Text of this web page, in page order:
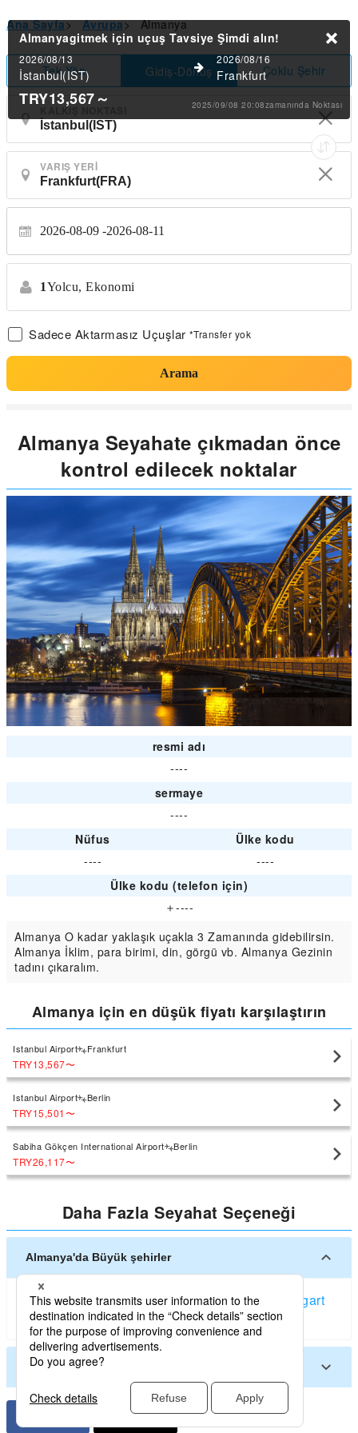
Ana Sayfa> Avrupa> Almanya
Tek Yön Gidiş-Dönüş Çoklu Şehir
KALKIŞ NOKTASI
VARIŞ YERI
2026-08-09 2026-08-11
1Yolcu, Ekonomi
Sadece Aktarmasız Uçuşlar *Transfer yok
Arama
Almanyagitmek için uçuş Tavsiye Şimdi alın!
2026/08/13
İstanbul(IST)
2026/08/16
Frankfurt
TRY13,567～ 2025/09/08 20:08zamanında Noktası
Almanya Seyahate çıkmadan önce
kontrol edilecek noktalar
resmi adı
----
sermaye
----
Nüfus
Ülke kodu
----
----
Ülke kodu (telefon için)
＋----
Almanya O kadar yaklaşık uçakla 3 Zamanında gidebilirsin.
Almanya İklim, para birimi, din, görgü vb. Almanya Gezinin
tadını çıkaralım.
Almanya için en düşük fiyatı karşılaştırın
Istanbul Airport Frankfurt
TRY13,567〜
Istanbul Airport Berlin
TRY15,501〜
Sabiha Gökçen International Airport Berlin
TRY26,117〜
Daha Fazla Seyahat Seçeneği
Almanya'da Büyük şehirler
BerlinFrankfurtMünihDüsseldorfHamburg
Stuttgart
Nürnberg
Almanya'da Diğer şehirler
Augsburg (Germany)Bremen (Germany)Erfurt
DresdenKölnHannoverDortmundFriedrichshafen